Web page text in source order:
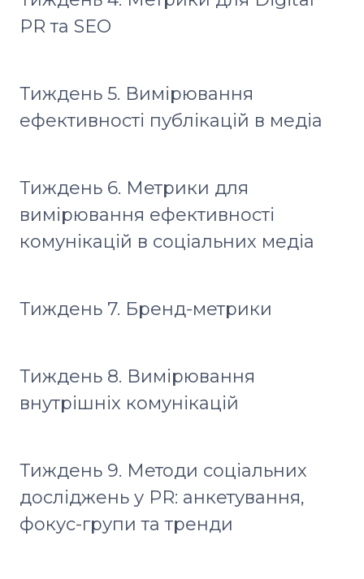
PR та SEO
Тиждень 5. Вимірювання
ефективності публікацій в медіа
Тиждень 6. Метрики для
вимірювання ефективності
комунікацій в соціальних медіа
Тиждень 7. Бренд-метрики
Тиждень 8. Вимірювання
внутрішніх комунікацій
Тиждень 9. Методи соціальних
досліджень у PR: анкетування,
фокус-групи та тренди